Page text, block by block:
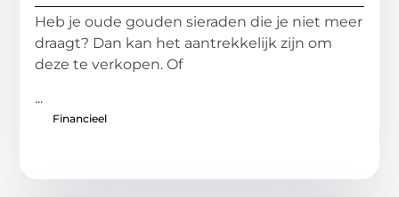
Heb je oude gouden sieraden die je niet meer
draagt? Dan kan het aantrekkelijk zijn om
deze te verkopen. Of
...
Financieel